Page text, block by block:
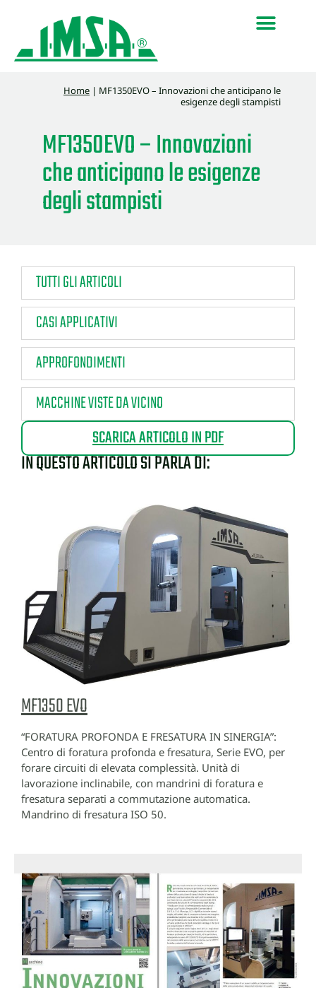
Home | MF1350EVO – Innovazioni che anticipano le
esigenze degli stampisti
MF1350EVO – Innovazioni
che anticipano le esigenze
degli stampisti
TUTTI GLI ARTICOLI
CASI APPLICATIVI
APPROFONDIMENTI
MACCHINE VISTE DA VICINO
SCARICA ARTICOLO IN PDF
IN QUESTO ARTICOLO SI PARLA DI:
MF1350 EVO
“FORATURA PROFONDA E FRESATURA IN SINERGIA”:
Centro di foratura profonda e fresatura, Serie EVO, per
forare circuiti di elevata complessità. Unità di
lavorazione inclinabile, con mandrini di foratura e
fresatura separati a commutazione automatica.
Mandrino di fresatura ISO 50.